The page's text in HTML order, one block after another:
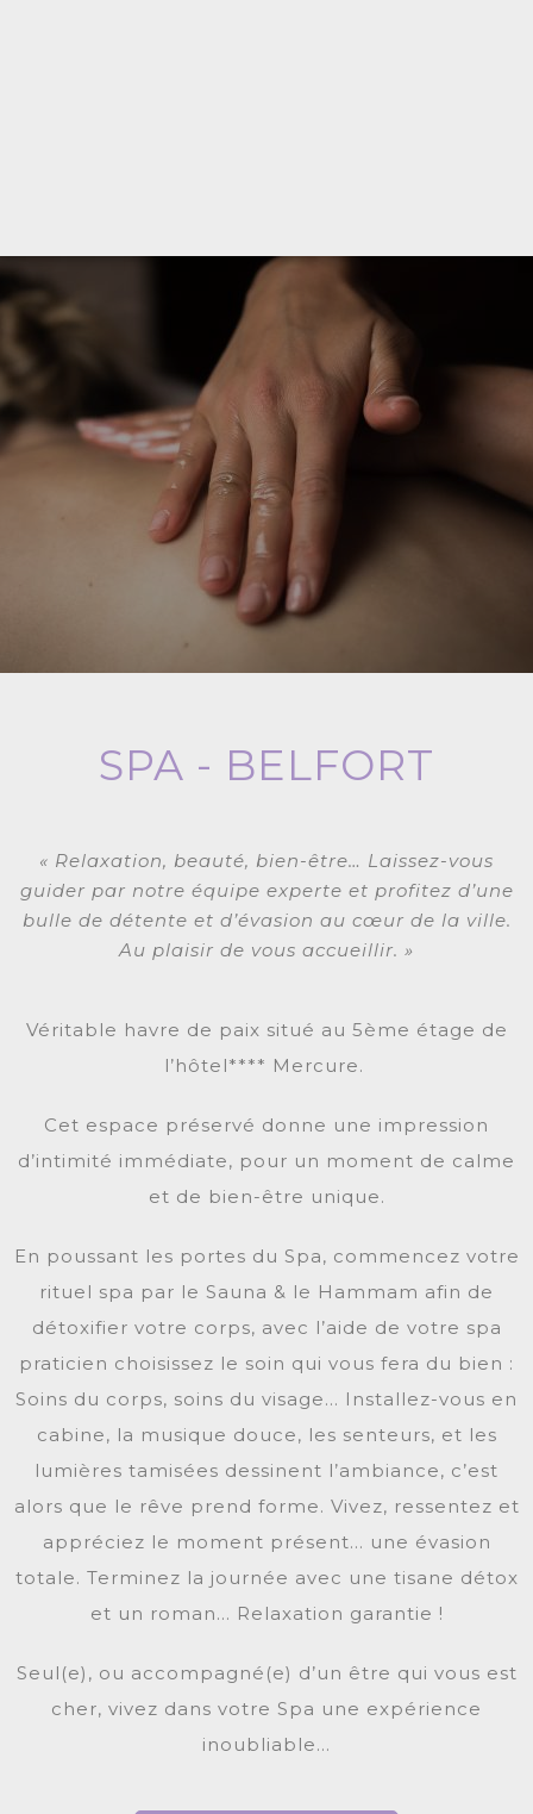
SPA - BELFORT
« Relaxation, beauté, bien-être… Laissez-vous
guider par notre équipe experte et profitez d’une
bulle de détente et d’évasion au cœur de la ville.
Au plaisir de vous accueillir. »
Véritable havre de paix situé au 5ème étage de
l’hôtel**** Mercure.
Cet espace préservé donne une impression
d’intimité immédiate, pour un moment de calme
et de bien-être unique.
En poussant les portes du Spa, commencez votre
rituel spa par le Sauna & le Hammam afin de
détoxifier votre corps, avec l’aide de votre spa
praticien choisissez le soin qui vous fera du bien :
Soins du corps, soins du visage… Installez-vous en
cabine, la musique douce, les senteurs, et les
lumières tamisées dessinent l’ambiance, c’est
alors que le rêve prend forme. Vivez, ressentez et
appréciez le moment présent… une évasion
totale. Terminez la journée avec une tisane détox
et un roman… Relaxation garantie !
Seul(e), ou accompagné(e) d’un être qui vous est
cher, vivez dans votre Spa une expérience
inoubliable…